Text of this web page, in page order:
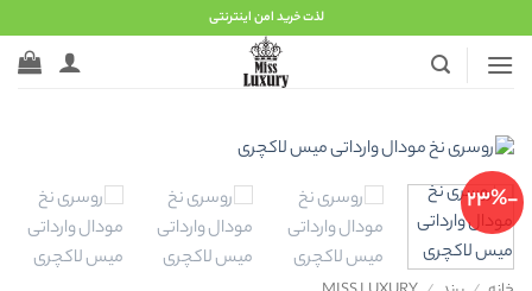
to
content
لذت خرید امن اینترنتی
-23%